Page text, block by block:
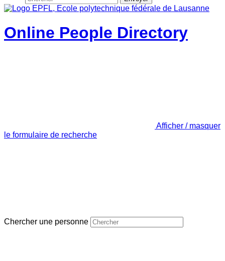
Online People Directory
Afficher / masquer
le formulaire de recherche
Chercher une personne